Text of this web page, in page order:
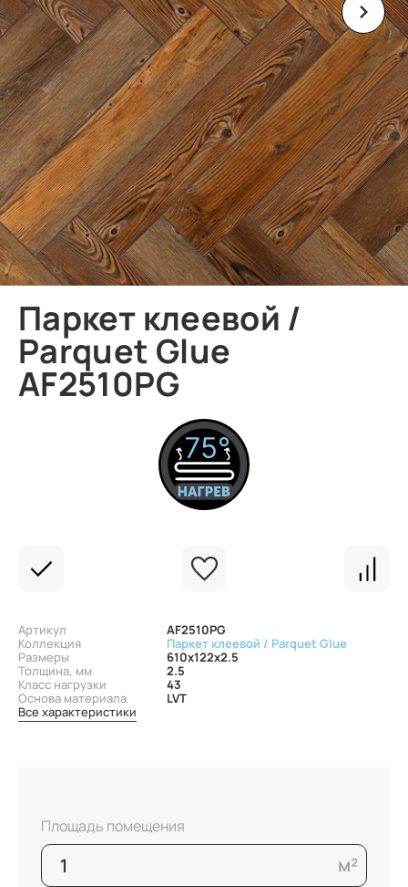
Паркет клеевой /
Parquet Glue
AF2510PG
Артикул
AF2510PG
Коллекция
Паркет клеевой / Parquet Glue
Размеры
610x122x2.5
Толщина, мм
2.5
Класс нагрузки
43
Основа материала
LVT
Все характеристики
Площадь помещения